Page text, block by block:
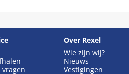
vragen
Over Rexel
Wie zijn wij?
Nieuws
Vestigingen